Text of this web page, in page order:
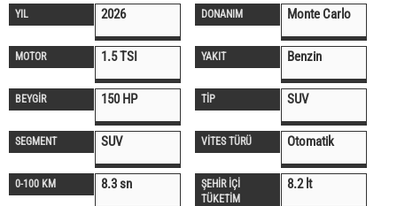
YIL 2026 DONANIM Monte Carlo
MOTOR 1.5 TSI YAKIT Benzin
BEYGİR 150 HP TİP SUV
SEGMENT SUV VİTES TÜRÜ Otomatik
0-100 KM 8.3 sn
ŞEHİR İÇİ
TÜKETİM
8.2 lt